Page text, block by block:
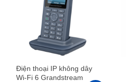
Điện thoại IP không dây
Wi-Fi 6 Grandstream